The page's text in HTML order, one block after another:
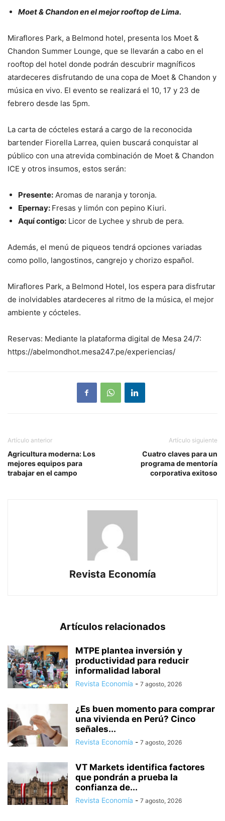
Moet & Chandon en el mejor rooftop de Lima.
Miraflores Park, a Belmond hotel, presenta los Moet &
Chandon Summer Lounge, que se llevarán a cabo en el
rooftop del hotel donde podrán descubrir magníficos
atardeceres disfrutando de una copa de Moet & Chandon y
música en vivo. El evento se realizará el 10, 17 y 23 de
febrero desde las 5pm.
La carta de cócteles estará a cargo de la reconocida
bartender Fiorella Larrea, quien buscará conquistar al
público con una atrevida combinación de Moet & Chandon
ICE y otros insumos, estos serán:
Presente: Aromas de naranja y toronja.
Epernay: Fresas y limón con pepino Kiuri.
Aquí contigo: Licor de Lychee y shrub de pera.
Además, el menú de piqueos tendrá opciones variadas
como pollo, langostinos, cangrejo y chorizo español.
Miraflores Park, a Belmond Hotel, los espera para disfrutar
de inolvidables atardeceres al ritmo de la música, el mejor
ambiente y cócteles.
Reservas: Mediante la plataforma digital de Mesa 24/7:
https://abelmondhot.mesa247.pe/experiencias/
Artículo anterior
Agricultura moderna: Los
mejores equipos para
trabajar en el campo
Artículo siguiente
Cuatro claves para un
programa de mentoría
corporativa exitoso
Revista Economía
Artículos relacionados
MTPE plantea inversión y
productividad para reducir
informalidad laboral
Revista Economía - 7 agosto, 2026
¿Es buen momento para comprar
una vivienda en Perú? Cinco
señales...
Revista Economía - 7 agosto, 2026
VT Markets identifica factores
que pondrán a prueba la
confianza de...
Revista Economía - 7 agosto, 2026